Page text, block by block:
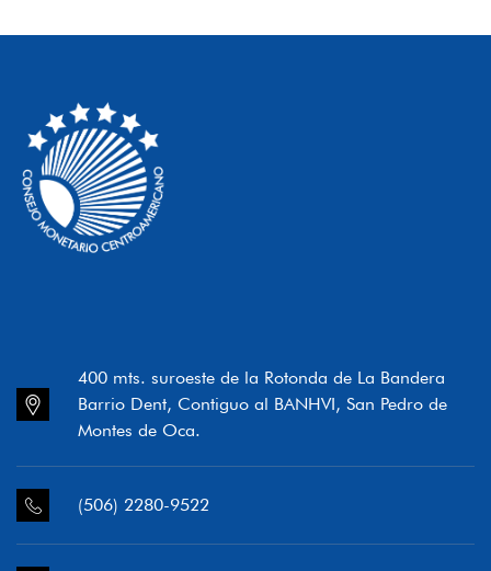
400 mts. suroeste de la Rotonda de La Bandera
Barrio Dent, Contiguo al BANHVI, San Pedro de
Montes de Oca.
(506) 2280-9522